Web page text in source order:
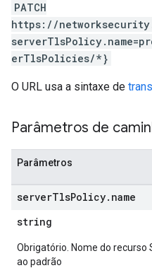
PATCH
https://
erTlsPolicies/*}
O URL usa a sintaxe de
Parâmetros de
Parâmetros
serverTlsPolicy. name
string
Obrigatório. Nome do recurso
ao padrão